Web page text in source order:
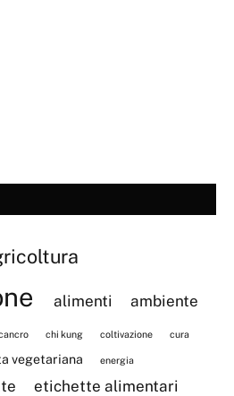
alimenti ambiente
chi kung coltivazione cura
vegetariana energia
etichette alimentari